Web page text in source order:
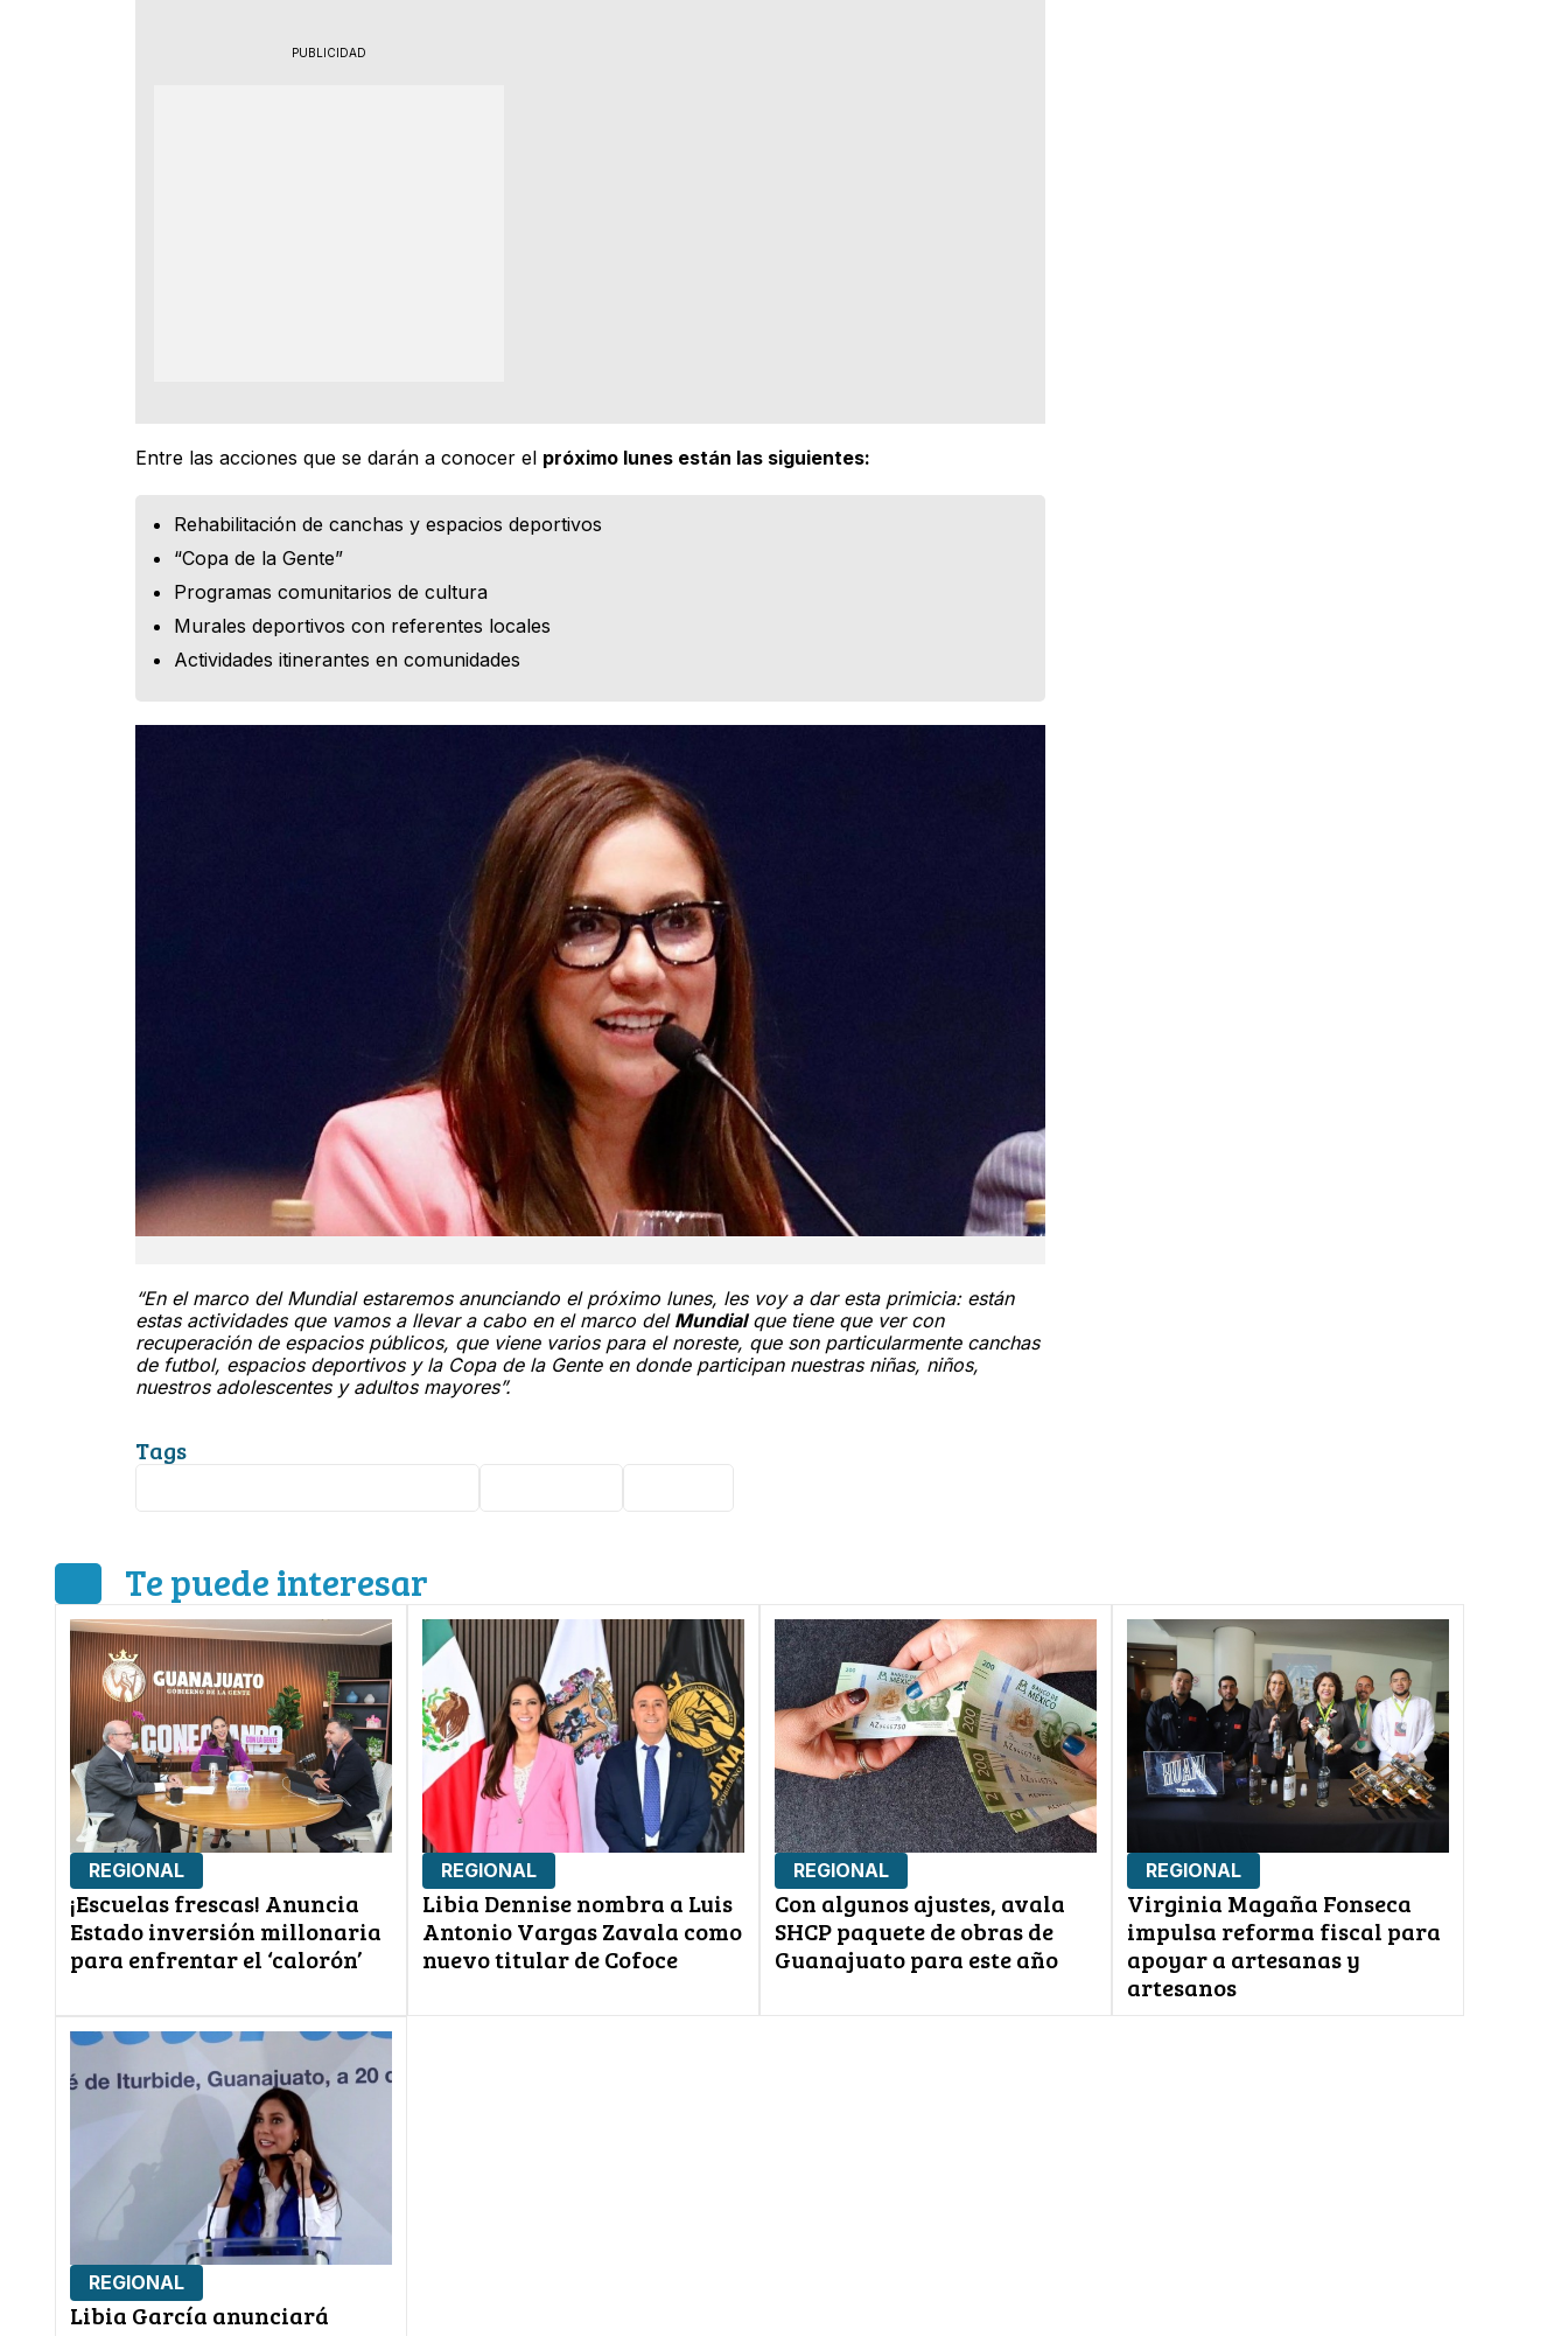
PUBLICIDAD
Entre las acciones que se darán a conocer el próximo lunes están las siguientes:
Rehabilitación de canchas y espacios deportivos
“Copa de la Gente”
Programas comunitarios de cultura
Murales deportivos con referentes locales
Actividades itinerantes en comunidades
“En el marco del Mundial estaremos anunciando el próximo lunes, les voy a dar esta primicia: están
estas actividades que vamos a llevar a cabo en el marco del Mundialque tiene que ver con
recuperación de espacios públicos, que viene varios para el noreste, que son particularmente canchas
de futbol, espacios deportivos y la Copa de la Gente en donde participan nuestras niñas, niños,
nuestros adolescentes y adultos mayores”.
Tags
Te puede interesar
REGIONAL
¡Escuelas frescas! Anuncia
Estado inversión millonaria
para enfrentar el ‘calorón’
REGIONAL
Libia Dennise nombra a Luis
Antonio Vargas Zavala como
nuevo titular de Cofoce
REGIONAL
Con algunos ajustes, avala
SHCP paquete de obras de
Guanajuato para este año
REGIONAL
Virginia Magaña Fonseca
impulsa reforma fiscal para
apoyar a artesanas y
artesanos
REGIONAL
Libia García anunciará